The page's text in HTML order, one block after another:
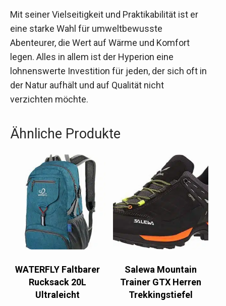
Mit seiner Vielseitigkeit und Praktikabilität ist er
eine starke Wahl für umweltbewusste
Abenteurer, die Wert auf Wärme und Komfort
legen. Alles in allem ist der Hyperion eine
lohnenswerte Investition für jeden, der sich oft in
der Natur aufhält und auf Qualität nicht
verzichten möchte.
Ähnliche Produkte
WATERFLY Faltbarer
Rucksack 20L
Ultraleicht
Salewa Mountain
Trainer GTX Herren
Trekkingstiefel